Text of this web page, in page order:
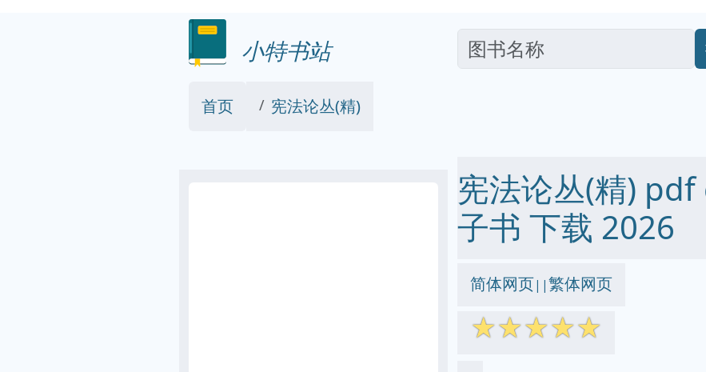
小特书站
首页 宪法论丛(精)
宪法论丛(精)
子书 下载 2026
简体网页||繁体网页
☆☆☆☆☆